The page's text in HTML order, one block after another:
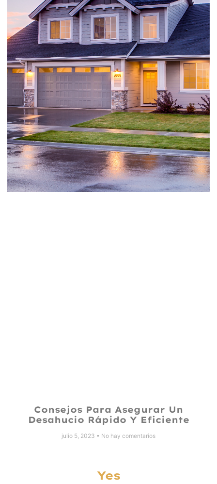
Consejos Para Asegurar Un
Desahucio Rápido Y Eficiente
julio 5, 2023 No hay comentarios
Yes